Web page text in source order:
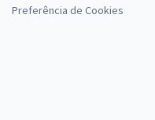
UNESP - Universidade
Preferência de Cookies